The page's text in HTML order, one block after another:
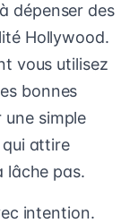
dépenser des
Hollywood.
vous utilisez
bonnes
simple
attire
lâche pas.
intention.